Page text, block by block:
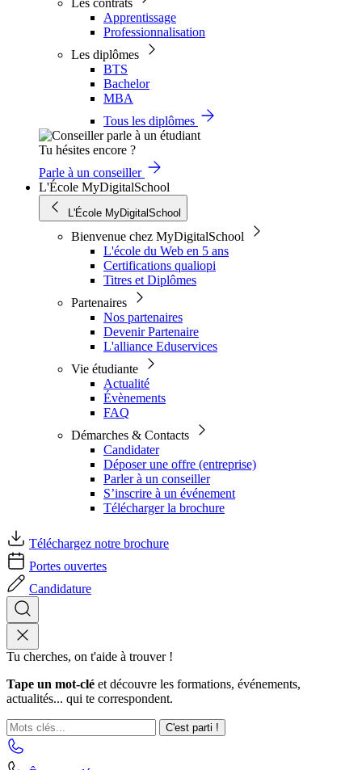
Les contrats
Apprentissage
Professionnalisation
Les diplômes
BTS
Bachelor
MBA
Tous les diplômes
Tu hésites encore ?
Parle à un conseiller
L'École MyDigitalSchool
L'École MyDigitalSchool
Bienvenue chez MyDigitalSchool
L'école du Web en 5 ans
Certifications qualiopi
Titres et Diplômes
Partenaires
Nos partenaires
Devenir Partenaire
L'alliance Eduservices
Vie étudiante
Actualité
Évènements
FAQ
Démarches & Contacts
Candidater
Déposer une offre (entreprise)
Parler à un conseiller
S’inscrire à un événement
Télécharger la brochure
Téléchargez notre brochure
Portes ouvertes
Candidature
Tu cherches, on t'aide à trouver !
Tape un mot-clé et découvre les formations, événements,
actualités... qui te correspondent.
C'est parti !